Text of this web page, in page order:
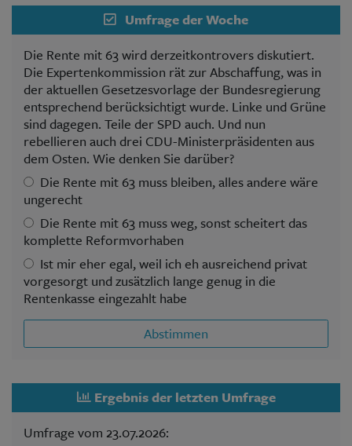
Umfrage der Woche
Die Rente mit 63 wird derzeitkontrovers diskutiert.
Die Expertenkommission rät zur Abschaffung, was in
der aktuellen Gesetzesvorlage der Bundesregierung
entsprechend berücksichtigt wurde. Linke und Grüne
sind dagegen. Teile der SPD auch. Und nun
rebellieren auch drei CDU-Ministerpräsidenten aus
dem Osten. Wie denken Sie darüber?
Die Rente mit 63 muss bleiben, alles andere wäre
ungerecht
Die Rente mit 63 muss weg, sonst scheitert das
komplette Reformvorhaben
Ist mir eher egal, weil ich eh ausreichend privat
vorgesorgt und zusätzlich lange genug in die
Rentenkasse eingezahlt habe
Abstimmen
Ergebnis der letzten Umfrage
Umfrage vom 23.07.2026: